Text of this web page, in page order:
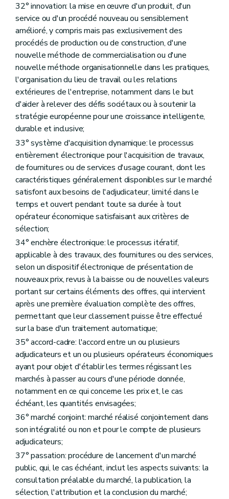
32° innovation: la mise en œuvre d'un produit, d'un
service ou d'un procédé nouveau ou sensiblement
amélioré, y compris mais pas exclusivement des
procédés de production ou de construction, d'une
nouvelle méthode de commercialisation ou d'une
nouvelle méthode organisationnelle dans les pratiques,
l'organisation du lieu de travail ou les relations
extérieures de l'entreprise, notamment dans le but
d'aider à relever des défis sociétaux ou à soutenir la
stratégie européenne pour une croissance intelligente,
durable et inclusive;
33° système d'acquisition dynamique: le processus
entièrement électronique pour l'acquisition de travaux,
de fournitures ou de services d'usage courant, dont les
caractéristiques généralement disponibles sur le marché
satisfont aux besoins de l'adjudicateur, limité dans le
temps et ouvert pendant toute sa durée à tout
opérateur économique satisfaisant aux critères de
sélection;
34° enchère électronique: le processus itératif,
applicable à des travaux, des fournitures ou des services,
selon un dispositif électronique de présentation de
nouveaux prix, revus à la baisse ou de nouvelles valeurs
portant sur certains éléments des offres, qui intervient
après une première évaluation complète des offres,
permettant que leur classement puisse être effectué
sur la base d'un traitement automatique;
35° accord-cadre: l'accord entre un ou plusieurs
adjudicateurs et un ou plusieurs opérateurs économiques
ayant pour objet d'établir les termes régissant les
marchés à passer au cours d'une période donnée,
notamment en ce qui concerne les prix et, le cas
échéant, les quantités envisagées;
36° marché conjoint: marché réalisé conjointement dans
son intégralité ou non et pour le compte de plusieurs
adjudicateurs;
37° passation: procédure de lancement d'un marché
public, qui, le cas échéant, inclut les aspects suivants: la
consultation préalable du marché, la publication, la
sélection, l'attribution et la conclusion du marché;